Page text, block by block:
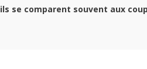
se comparent souvent aux